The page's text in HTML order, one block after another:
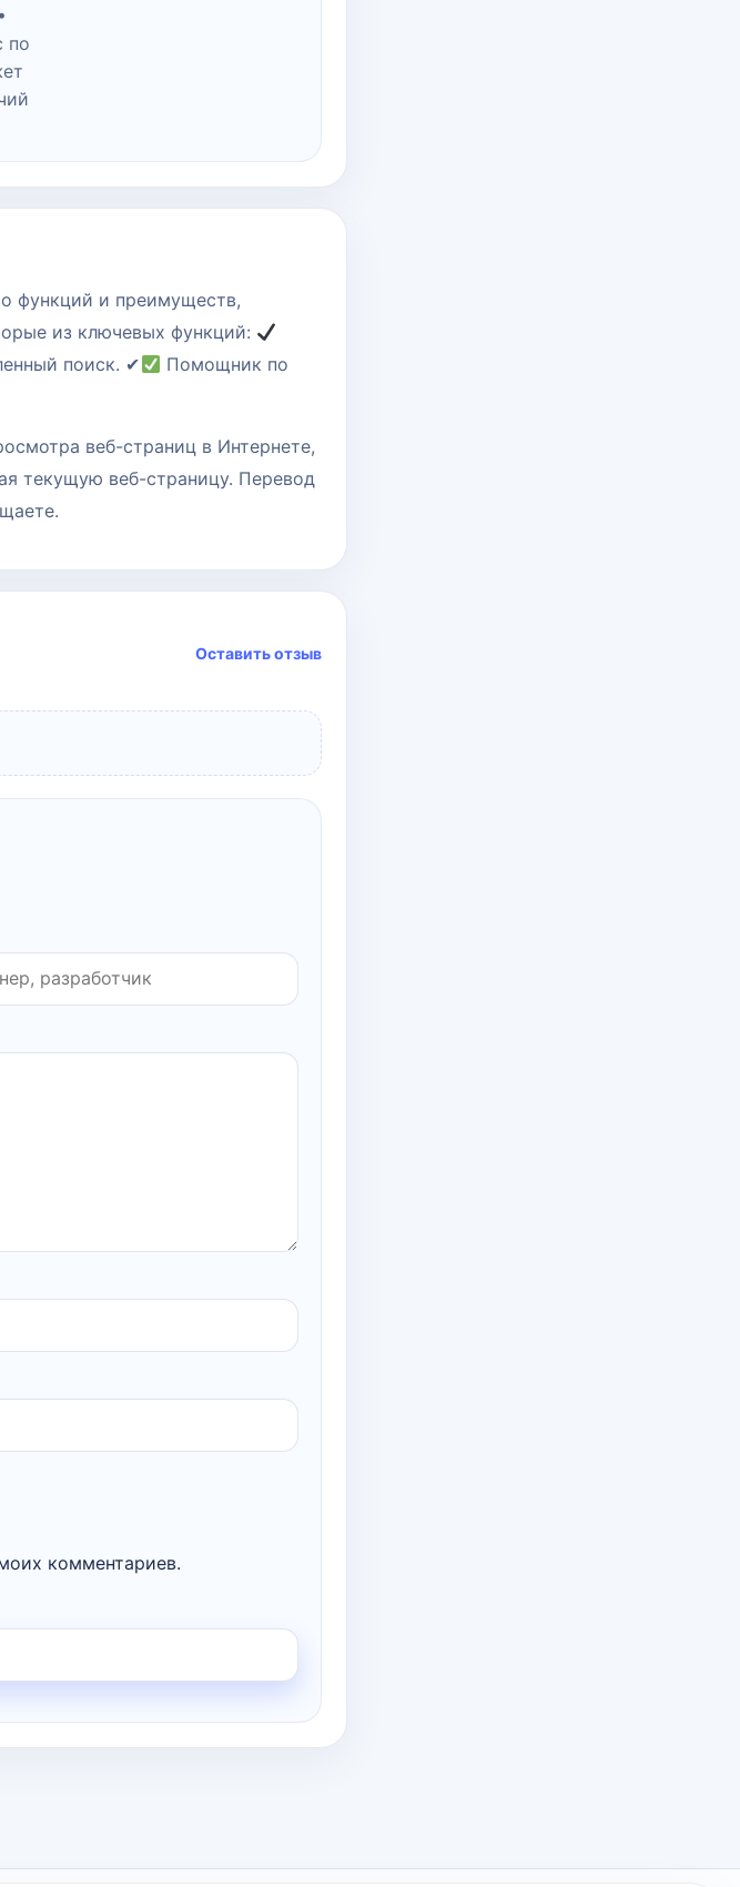
по
функций и преимуществ,
из ключевых функций:
поиск. ✔
Помощник по
веб-страниц в Интернете,
текущую веб-страницу. Перевод
Оставить отзыв
комментариев.